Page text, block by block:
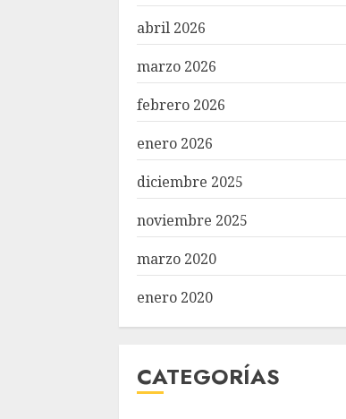
abril 2026
marzo 2026
febrero 2026
enero 2026
diciembre 2025
noviembre 2025
marzo 2020
enero 2020
CATEGORÍAS